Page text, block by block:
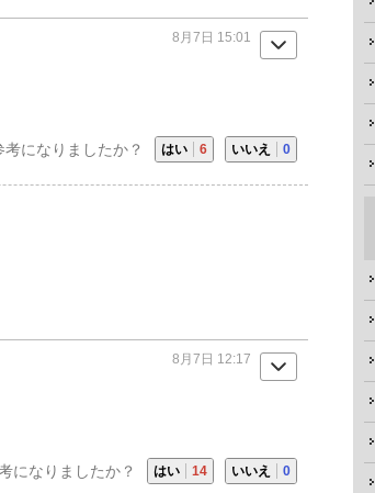
8月7日 15:01
考になりましたか？ はい 6 いいえ 0
8月7日 12:17
になりましたか？ はい 14 いいえ 0